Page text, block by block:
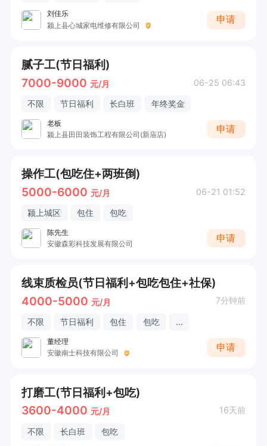
刘佳乐
颍上县心城家电维修有限公司
申请
腻子工(节日福利)
7000-9000 元/月 06-25 06:43
不限 节日福利 长白班 年终奖金
老板
颍上县田田装饰工程有限公司(新庙店)
申请
操作工(包吃住+两班倒)
5000-6000 元/月 06-21 01:52
颍上城区 包住 包吃
陈先生
安徽森彩科技发展有限公司
申请
线束质检员(节日福利+包吃包住+社保)
4000-5000 元/月 7分钟前
不限 节日福利 包住 包吃 ...
董经理
安徽南士科技有限公司
申请
打磨工(节日福利+包吃)
3600-4000 元/月 16天前
不限 长白班 包吃